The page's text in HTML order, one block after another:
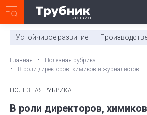
0:00/ 11:03
Устойчивое развитие
Главная
Полезная рубрика
В роли директоров, химиков и журналистов
ПОЛЕЗНАЯ РУБРИКА
В роли директоров,